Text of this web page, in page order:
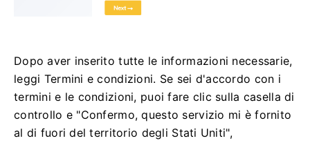
Dopo aver inserito tutte le informazioni necessarie,
leggi Termini e condizioni. Se sei d'accordo con i
termini e le condizioni, puoi fare clic sulla casella di
controllo e "Confermo, questo servizio mi è fornito
al di fuori del territorio degli Stati Uniti",